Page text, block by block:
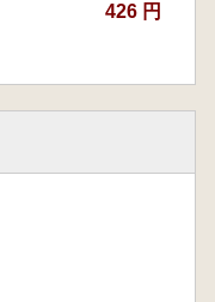
426 円